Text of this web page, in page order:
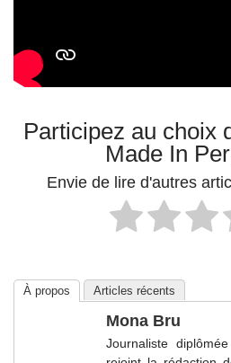
Participez au choix
Made In
Envie de lire d'autres
À propos Articles récents
Mona Bru
Journaliste